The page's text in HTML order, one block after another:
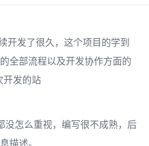
发了很久，这个项目的学到
全部流程以及开发协作方面的
开发的站
没怎么重视，编写很不成熟，后
描述。